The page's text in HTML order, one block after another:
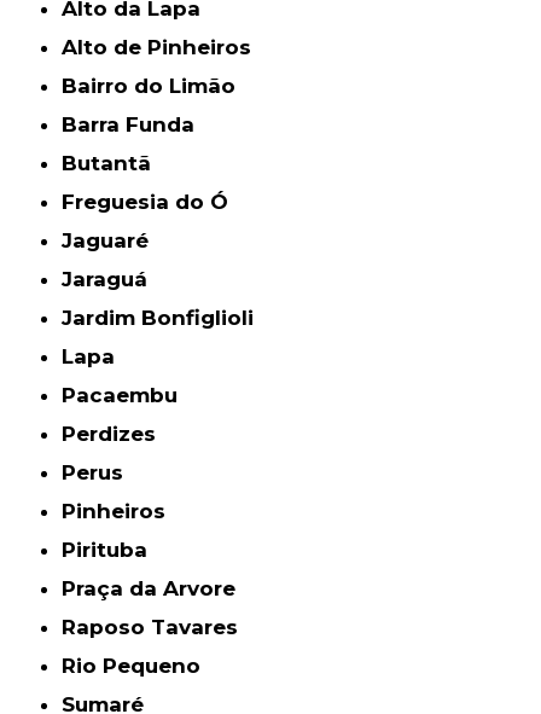
Alto da Lapa
Alto de Pinheiros
Bairro do Limão
Barra Funda
Butantã
Freguesia do Ó
Jaguaré
Jaraguá
Jardim Bonfiglioli
Lapa
Pacaembu
Perdizes
Perus
Pinheiros
Pirituba
Praça da Arvore
Raposo Tavares
Rio Pequeno
Sumaré